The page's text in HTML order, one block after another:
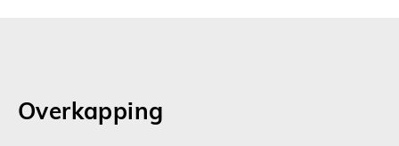
Overkapping